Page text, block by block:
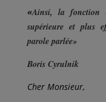
«Ainsi, la fonction
supérieure et plus
parole parlée»
Boris Cyrulnik
Cher Monsieur,